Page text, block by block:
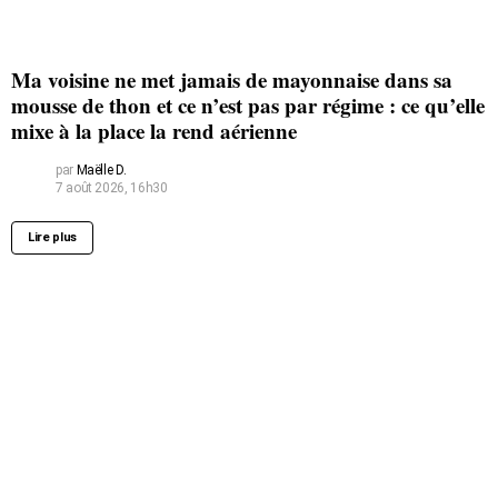
Ma voisine ne met jamais de mayonnaise dans sa
mousse de thon et ce n’est pas par régime : ce qu’elle
mixe à la place la rend aérienne
par Maëlle D.
7 août 2026, 16h30
Lire plus